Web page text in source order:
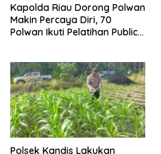
Kapolda Riau Dorong Polwan
Makin Percaya Diri, 70
Polwan Ikuti Pelatihan Public
Polsek Kandis Lakukan